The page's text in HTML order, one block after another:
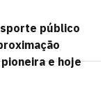
público
e hoje